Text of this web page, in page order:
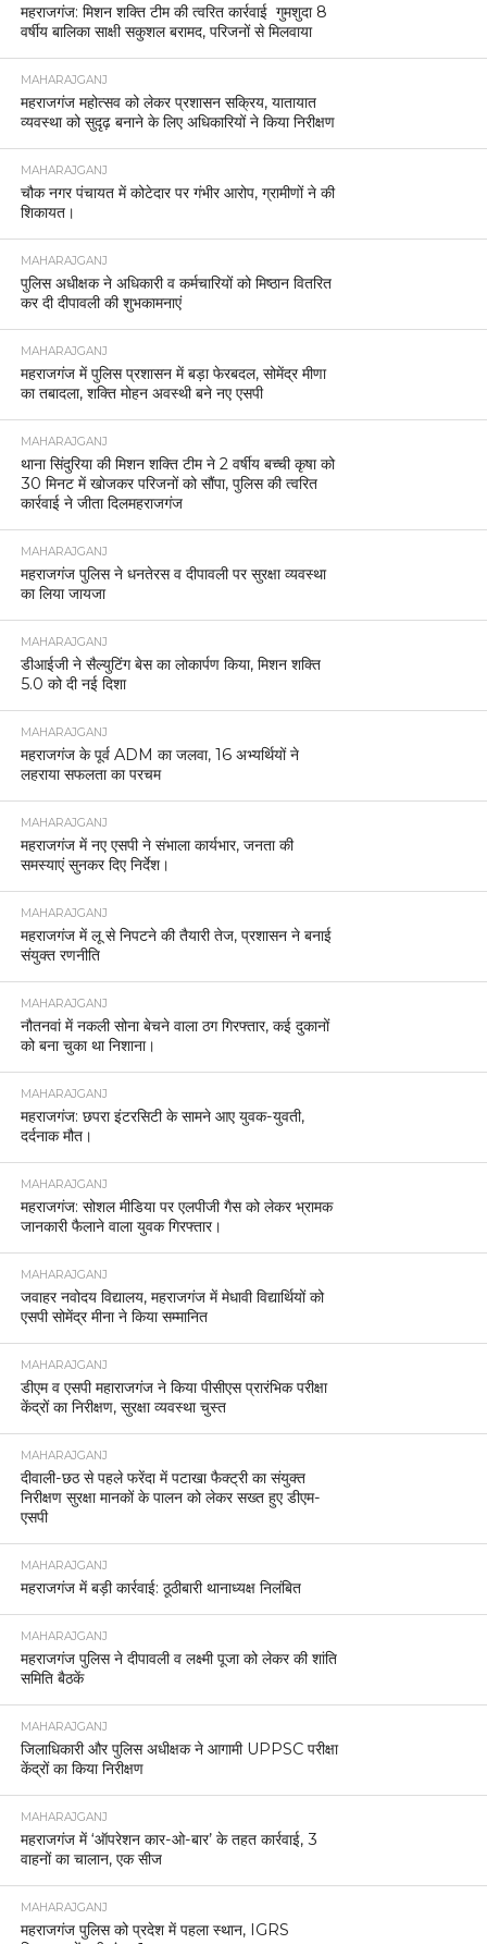
महराजगंज: मिशन शक्ति टीम की त्वरित कार्रवाई गुमशुदा 8
वर्षीय बालिका साक्षी सकुशल बरामद, परिजनों से मिलवाया
MAHARAJGANJ
महराजगंज महोत्सव को लेकर प्रशासन सक्रिय, यातायात
व्यवस्था को सुदृढ़ बनाने के लिए अधिकारियों ने किया निरीक्षण
MAHARAJGANJ
चौक नगर पंचायत में कोटेदार पर गंभीर आरोप, ग्रामीणों ने की
शिकायत।
MAHARAJGANJ
पुलिस अधीक्षक ने अधिकारी व कर्मचारियों को मिष्ठान वितरित
कर दी दीपावली की शुभकामनाएं
MAHARAJGANJ
महराजगंज में पुलिस प्रशासन में बड़ा फेरबदल, सोमेंद्र मीणा
का तबादला, शक्ति मोहन अवस्थी बने नए एसपी
MAHARAJGANJ
थाना सिंदुरिया की मिशन शक्ति टीम ने 2 वर्षीय बच्ची कृषा को
30 मिनट में खोजकर परिजनों को सौंपा, पुलिस की त्वरित
कार्रवाई ने जीता दिलमहराजगंज
MAHARAJGANJ
महराजगंज पुलिस ने धनतेरस व दीपावली पर सुरक्षा व्यवस्था
का लिया जायजा
MAHARAJGANJ
डीआईजी ने सैल्युटिंग बेस का लोकार्पण किया, मिशन शक्ति
5.0 को दी नई दिशा
MAHARAJGANJ
महराजगंज के पूर्व ADM का जलवा, 16 अभ्यर्थियों ने
लहराया सफलता का परचम
MAHARAJGANJ
महराजगंज में नए एसपी ने संभाला कार्यभार, जनता की
समस्याएं सुनकर दिए निर्देश।
MAHARAJGANJ
महराजगंज में लू से निपटने की तैयारी तेज, प्रशासन ने बनाई
संयुक्त रणनीति
MAHARAJGANJ
नौतनवां में नकली सोना बेचने वाला ठग गिरफ्तार, कई दुकानों
को बना चुका था निशाना।
MAHARAJGANJ
महराजगंज: छपरा इंटरसिटी के सामने आए युवक-युवती,
दर्दनाक मौत।
MAHARAJGANJ
महराजगंज: सोशल मीडिया पर एलपीजी गैस को लेकर भ्रामक
जानकारी फैलाने वाला युवक गिरफ्तार।
MAHARAJGANJ
जवाहर नवोदय विद्यालय, महराजगंज में मेधावी विद्यार्थियों को
एसपी सोमेंद्र मीना ने किया सम्मानित
MAHARAJGANJ
डीएम व एसपी महाराजगंज ने किया पीसीएस प्रारंभिक परीक्षा
केंद्रों का निरीक्षण, सुरक्षा व्यवस्था चुस्त
MAHARAJGANJ
दीवाली-छठ से पहले फरेंदा में पटाखा फैक्ट्री का संयुक्त
निरीक्षण सुरक्षा मानकों के पालन को लेकर सख्त हुए डीएम-
एसपी
MAHARAJGANJ
महराजगंज में बड़ी कार्रवाई: ठूठीबारी थानाध्यक्ष निलंबित
MAHARAJGANJ
महराजगंज पुलिस ने दीपावली व लक्ष्मी पूजा को लेकर की शांति
समिति बैठकें
MAHARAJGANJ
जिलाधिकारी और पुलिस अधीक्षक ने आगामी UPPSC परीक्षा
केंद्रों का किया निरीक्षण
MAHARAJGANJ
महराजगंज में ‘ऑपरेशन कार-ओ-बार’ के तहत कार्रवाई, 3
वाहनों का चालान, एक सीज
MAHARAJGANJ
महराजगंज पुलिस को प्रदेश में पहला स्थान, IGRS